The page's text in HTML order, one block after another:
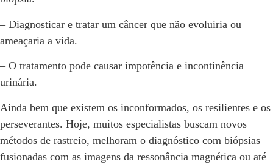
– Diagnosticar e tratar um câncer que não evoluiria ou
ameaçaria a vida.
– O tratamento pode causar impotência e incontinência
urinária.
Ainda bem que existem os inconformados, os resilientes e os
perseverantes. Hoje, muitos especialistas buscam novos
métodos de rastreio, melhoram o diagnóstico com biópsias
fusionadas com as imagens da ressonância magnética ou até